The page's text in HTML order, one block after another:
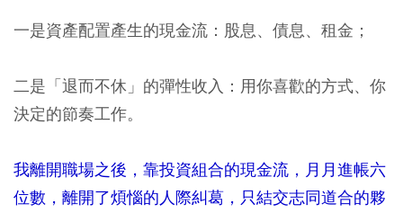
一是資產配置產生的現金流：股息、債息、租金；
二是「退而不休」的彈性收入：用你喜歡的方式、你
決定的節奏工作。
我離開職場之後，靠投資組合的現金流，月月進帳六
位數，離開了煩惱的人際糾葛，只結交志同道合的夥